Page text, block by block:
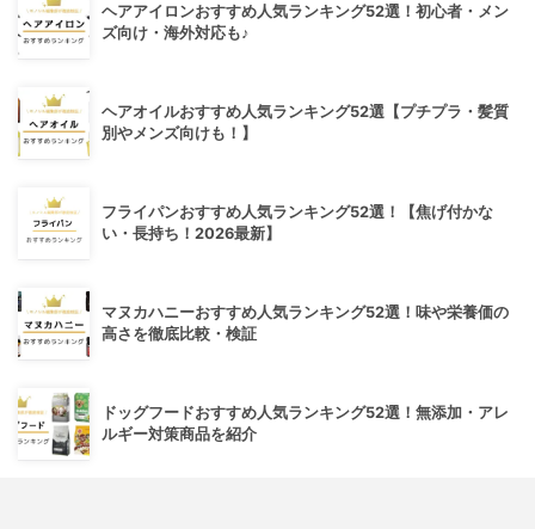
ヘアアイロンおすすめ人気ランキング52選！初心者・メン
ズ向け・海外対応も♪
ヘアオイルおすすめ人気ランキング52選【プチプラ・髪質
別やメンズ向けも！】
フライパンおすすめ人気ランキング52選！【焦げ付かな
い・長持ち！2026最新】
マヌカハニーおすすめ人気ランキング52選！味や栄養価の
高さを徹底比較・検証
ドッグフードおすすめ人気ランキング52選！無添加・アレ
ルギー対策商品を紹介